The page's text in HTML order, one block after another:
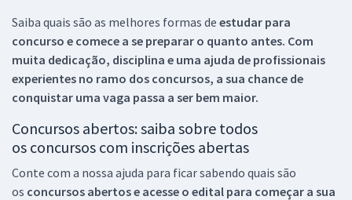
Saiba quais são as melhores formas de estudar para
concurso e comece a se preparar o quanto antes. Com
muita dedicação, disciplina e uma ajuda de profissionais
experientes no ramo dos concursos, a sua chance de
conquistar uma vaga passa a ser bem maior.
Concursos abertos: saiba sobre todos
os concursos com inscrições abertas
Conte com a nossa ajuda para ficar sabendo quais são
os concursos abertos e acesse o edital para começar a sua